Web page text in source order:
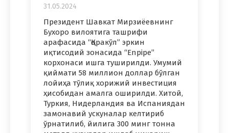
31.05.2024
Президент Шавкат Мирзиёевнинг
Бухоро вилоятига ташрифи
арафасида “Қоракўл” эркин
иқтисодий зонасида “Enpipe”
корхонаси ишга туширилди. Умумий
қиймати 58 миллион доллар бўлган
лойиҳа тўлиқ хорижий инвестиция
ҳисобидан амалга оширилди. Хитой,
Туркия, Нидерландия ва Испаниядан
замонавий ускуналар келтириб
ўрнатилиб, йилига 300 минг тонна